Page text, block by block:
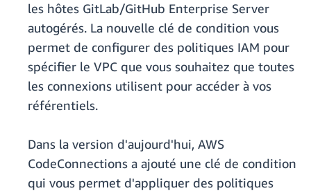
les hôtes GitLab/GitHub Enterprise Server
autogérés. La nouvelle clé de condition vous
permet de configurer des politiques IAM pour
spécifier le VPC que vous souhaitez que toutes
les connexions utilisent pour accéder à vos
référentiels.
Dans la version d'aujourd'hui, AWS
CodeConnections a ajouté une clé de condition
qui vous permet d'appliquer des politiques